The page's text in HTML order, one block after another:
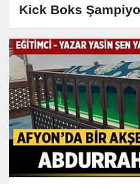
Kick Boks
Dökecek